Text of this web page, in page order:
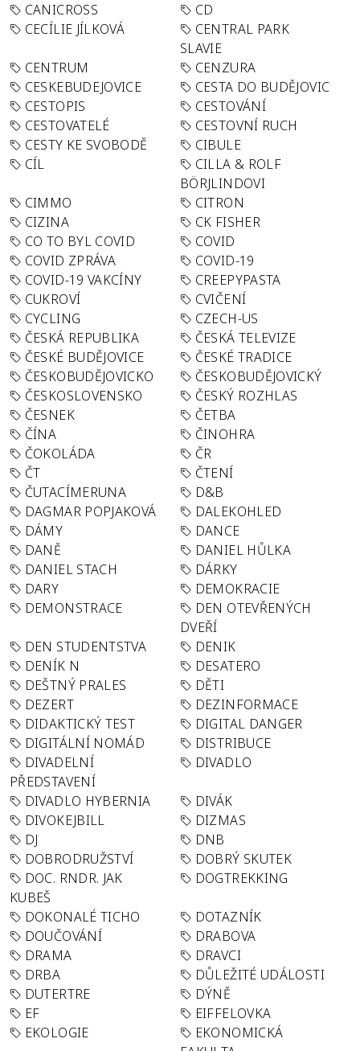
CANICROSS
CD
CECÍLIE JÍLKOVÁ
CENTRAL PARK
SLAVIE
CENTRUM
CENZURA
CESKEBUDEJOVICE
CESTA DO BUDĚJOVIC
CESTOPIS
CESTOVÁNÍ
CESTOVATELÉ
CESTOVNÍ RUCH
CESTY KE SVOBODĚ
CIBULE
CÍL
CILLA & ROLF
BÖRJLINDOVI
CIMMO
CITRON
CIZINA
CK FISHER
CO TO BYL COVID
COVID
COVID ZPRÁVA
COVID-19
COVID-19 VAKCÍNY
CREEPYPASTA
CUKROVÍ
CVIČENÍ
CYCLING
CZECH-US
ČESKÁ REPUBLIKA
ČESKÁ TELEVIZE
ČESKÉ BUDĚJOVICE
ČESKÉ TRADICE
ČESKOBUDĚJOVICKO
ČESKOBUDĚJOVICKÝ
ČESKOSLOVENSKO
ČESKÝ ROZHLAS
ČESNEK
ČETBA
ČÍNA
ČINOHRA
ČOKOLÁDA
ČR
ČT
ČTENÍ
ČUTACÍMERUNA
D&B
DAGMAR POPJAKOVÁ
DALEKOHLED
DÁMY
DANCE
DANĚ
DANIEL HŮLKA
DANIEL STACH
DÁRKY
DARY
DEMOKRACIE
DEMONSTRACE
DEN OTEVŘENÝCH
DVEŘÍ
DEN STUDENTSTVA
DENIK
DENÍK N
DESATERO
DEŠTNÝ PRALES
DĚTI
DEZERT
DEZINFORMACE
DIDAKTICKÝ TEST
DIGITAL DANGER
DIGITÁLNÍ NOMÁD
DISTRIBUCE
DIVADELNÍ
PŘEDSTAVENÍ
DIVADLO
DIVADLO HYBERNIA
DIVÁK
DIVOKEJBILL
DIZMAS
DJ
DNB
DOBRODRUŽSTVÍ
DOBRÝ SKUTEK
DOC. RNDR. JAK
KUBEŠ
DOGTREKKING
DOKONALÉ TICHO
DOTAZNÍK
DOUČOVÁNÍ
DRABOVA
DRAMA
DRAVCI
DRBA
DŮLEŽITÉ UDÁLOSTI
DUTERTRE
DÝNĚ
EF
EIFFELOVKA
EKOLOGIE
EKONOMICKÁ